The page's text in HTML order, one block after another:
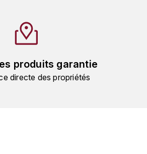
produits garantie
directe des propriétés